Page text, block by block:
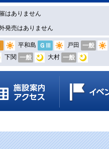
はありません
発売はありません
平和島 ＧⅢ 戸田 一般
下関 一般 大村 一般